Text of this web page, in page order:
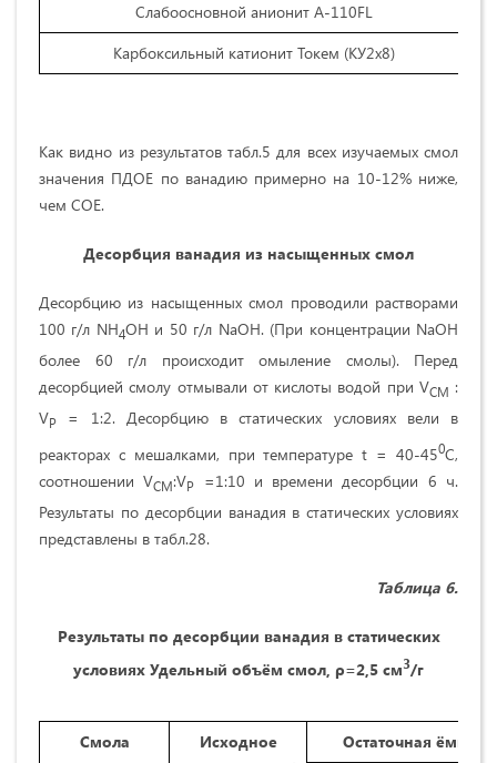
Слабоосновной анионит А-110FL
Карбоксильный катионит Токем (КУ2х8)
Как видно из результатов табл.5 для всех изучаемых смол
значения ПДОЕ по ванадию примерно на 10-12% ниже,
чем СОЕ.
Десорбция ванадия из насыщенных смол
Десорбцию из насыщенных смол проводили растворами
100 г/л NH4OH и 50 г/л NaOH. (При концентрации NaOH
более 60 г/л происходит омыление смолы). Перед
десорбцией смолу отмывали от кислоты водой при VСМ :
VР = 1:2. Десорбцию в статических условиях вели в
реакторах с мешалками, при температуре t = 40-450С,
соотношении VCМ:VР
=1:10 и времени десорбции 6 ч.
Результаты по десорбции ванадия в статических условиях
представлены в табл.28.
Таблица 6.
Результаты по десорбции ванадия в статических
условиях Удельный объём смол, ρ=2,5 см3/г
Смола
Исходное
Остаточная